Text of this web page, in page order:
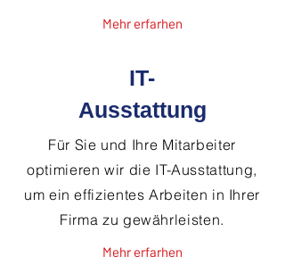
Mehr erfarhen
IT-
Ausstattung
Für Sie und Ihre Mitarbeiter
optimieren wir die IT-Ausstattung,
um ein effizientes Arbeiten in Ihrer
Firma zu gewährleisten.
Mehr erfarhen